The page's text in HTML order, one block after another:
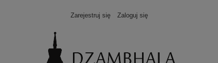
Zarejestruj się Zaloguj się